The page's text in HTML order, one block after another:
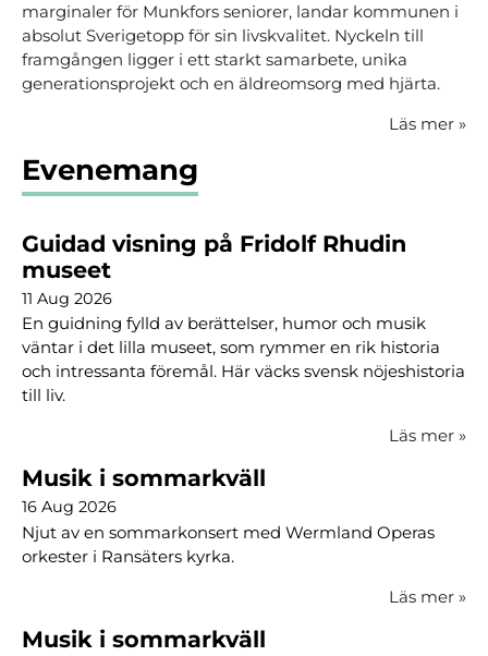
marginaler för Munkfors seniorer, landar kommunen i
absolut Sverigetopp för sin livskvalitet. Nyckeln till
framgången ligger i ett starkt samarbete, unika
generationsprojekt och en äldreomsorg med hjärta.
Läs mer »
Evenemang
Guidad visning på Fridolf Rhudin
museet
11 Aug 2026
En guidning fylld av berättelser, humor och musik
väntar i det lilla museet, som rymmer en rik historia
och intressanta föremål. Här väcks svensk nöjeshistoria
till liv.
Läs mer »
Musik i sommarkväll
16 Aug 2026
Njut av en sommarkonsert med Wermland Operas
orkester i Ransäters kyrka.
Läs mer »
Musik i sommarkväll